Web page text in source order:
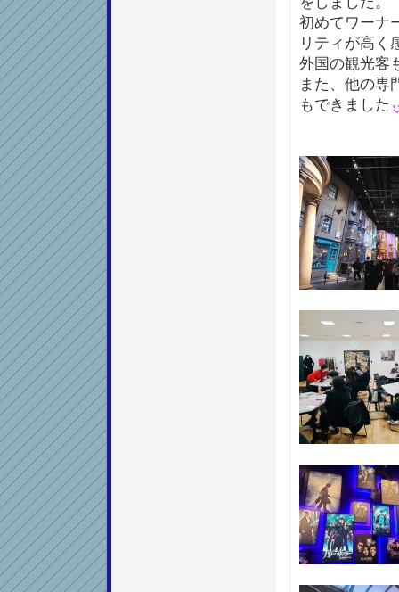
初めてワーナ
リティが高く
外国の観光客
また、他の専
もできました